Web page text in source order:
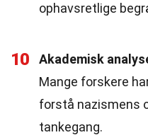
ophavsretlige
10
Akademisk
Mange forskere
forstå nazismens
tankegang.